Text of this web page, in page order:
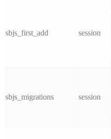
sbjs_first_add session
sbjs_migrations session